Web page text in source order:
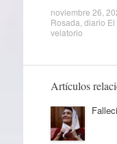
noviembre 26,
Rosada diario El
velatorio
Artículos